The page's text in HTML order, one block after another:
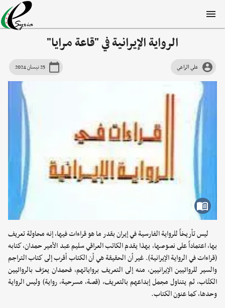
الرواية الإيرانية في "قاعة مرايا"
علي الراعي 25 نيسان 2024
ليس تأريخاً للرواية الفارسية في إيران بقدر ما هو قراءات فيها، إنه محاولة تعريف
بها، اعتماداً على نصوصها، بهذا يقدم الكاتب العراقي سليم عبد الأمير حمدان، كتابه
(قراءات في الرواية الإيرانية). غير أن الحقيقة هي أن الكتاب أقرب إلى كتاب التراجم
والسير للروائيين الإيرانيين، منه إلى التعريف برواياتهم، فحمدان يعرّف بالروائيين
الكتّاب، ثم يتناول مجمل إبداعهم بالتعريف، (قصة، مسرحية، رواية) وليس الرواية
وحدها، كما عنون الكتاب.